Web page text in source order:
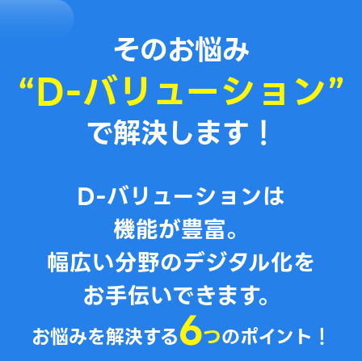
そのお悩み
“D-バリューション”
で解決します！
D-バリューションは
機能が豊富。
幅広い分野のデジタル化を
お手伝いできます。
お悩みを解決する6つのポイント！